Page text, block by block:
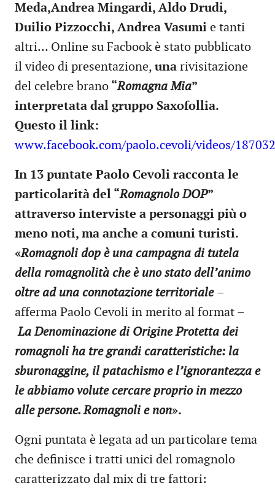
Meda,Andrea Mingardi, Aldo Drudi,
Duilio Pizzocchi, Andrea Vasumi e tanti
altri… Online su Facbook è stato pubblicato
il video di presentazione, una rivisitazione
del celebre brano “Romagna Mia”
interpretata dal gruppo Saxofollia.
Questo il link:
www.facebook.com/paolo.cevoli/videos/
In 13 puntate Paolo Cevoli racconta le
particolarità del “Romagnolo DOP”
attraverso interviste a personaggi più o
meno noti, ma anche a comuni turisti.
«Romagnoli dop è una campagna di tutela
della romagnolità che è uno stato dell’animo
oltre ad una connotazione territoriale –
afferma Paolo Cevoli in merito al format –
La Denominazione di Origine Protetta dei
romagnoli ha tre grandi caratteristiche: la
sburonaggine, il patachismo e l’ignorantezza e
le abbiamo volute cercare proprio in mezzo
alle persone. Romagnoli e non».
Ogni puntata è legata ad un particolare tema
che definisce i tratti unici del romagnolo
caratterizzato dal mix di tre fattori: